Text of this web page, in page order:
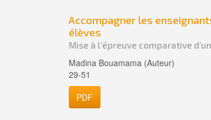
Accompagner les
élèves
Mise à l’épreuve comparative
Madina Bouamama (Auteur)
29-51
PDF